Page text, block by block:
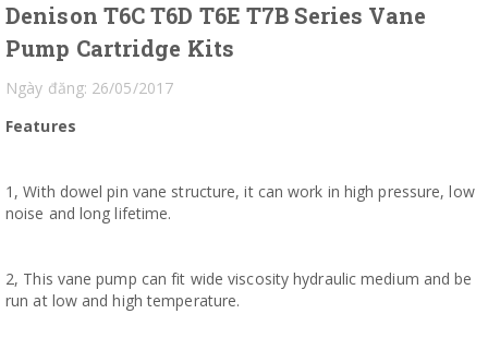
Denison T6C T6D T6E T7B Series Vane
Pump Cartridge Kits
Ngày đăng: 26/05/2017
Features
1, With dowel pin vane structure, it can work in high pressure, low
noise and long lifetime.
2, This vane pump can fit wide viscosity hydraulic medium and be
run at low and high temperature.